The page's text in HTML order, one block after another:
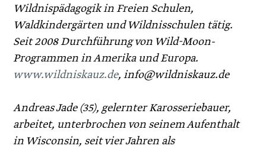
Wildnispädagogik in Freien Schulen,
Waldkindergärten und Wildnisschulen tätig.
Seit 2008 Durchführung von Wild-Moon-
Programmen in Amerika und Europa.
www.wildniskauz.de, info@wildniskauz.de
Andreas Jade (35), gelernter Karosseriebauer,
arbeitet, unterbrochen von seinem Aufenthalt
in Wisconsin, seit vier Jahren als